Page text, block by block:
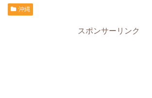
沖縄
スポンサーリンク